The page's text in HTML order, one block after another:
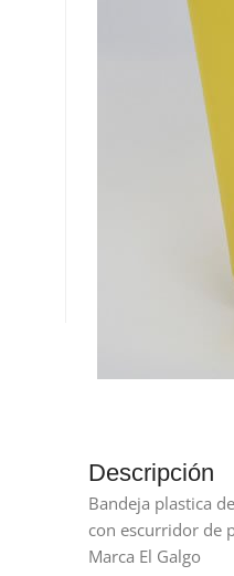
Descripción
Bandeja plastica
con escurridor de
Marca El Galgo